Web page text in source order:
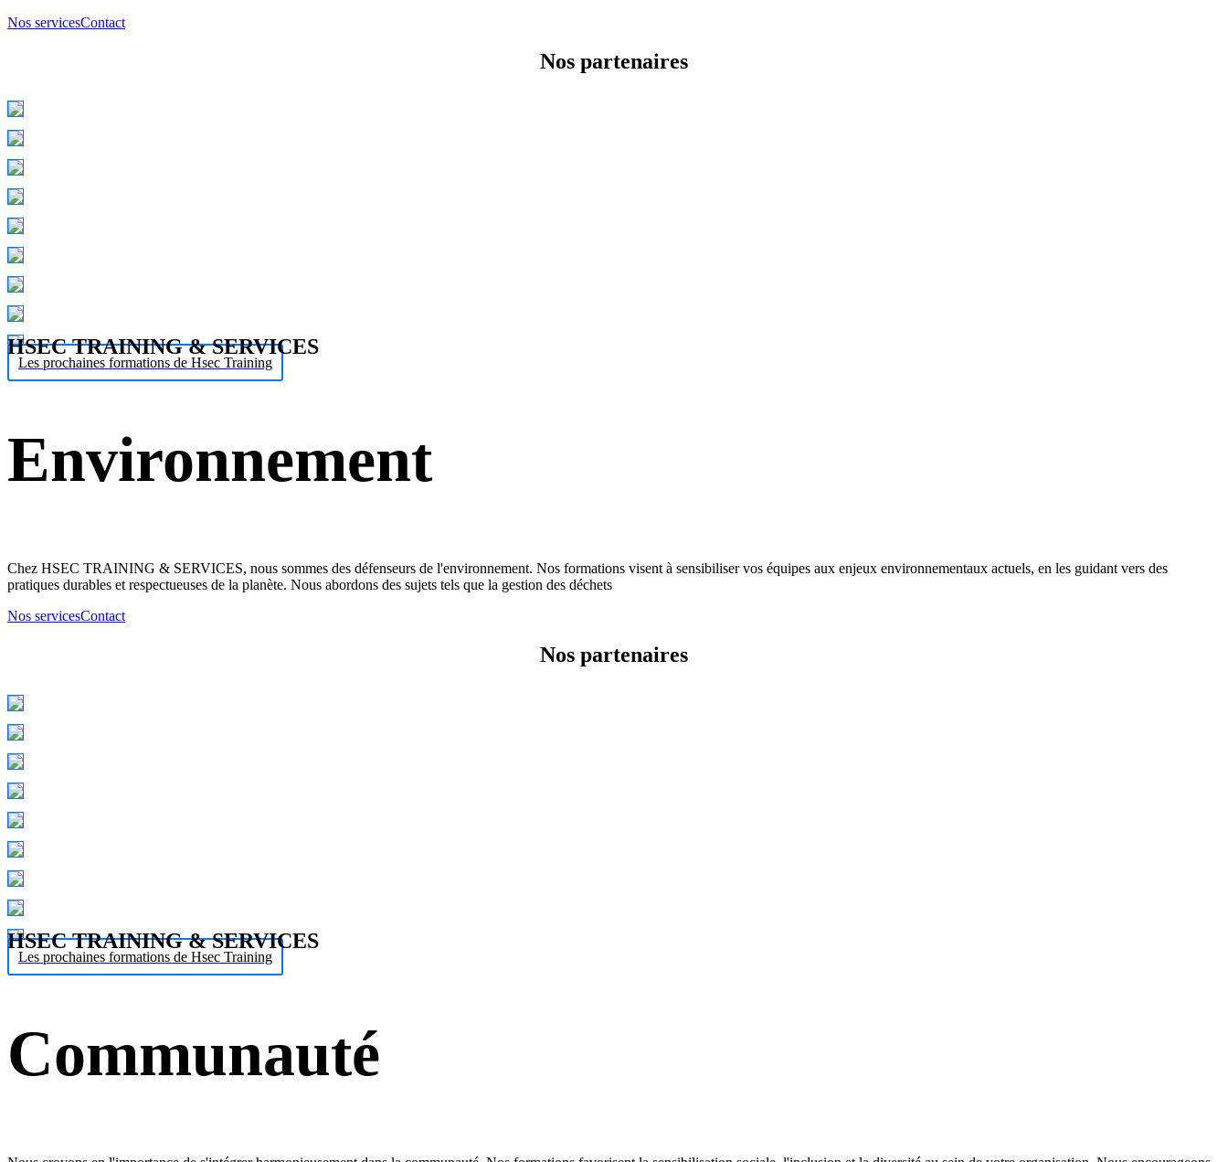
Nos servicesContact
Nos partenaires
Les prochaines formations de Hsec Training
HSEC TRAINING & SERVICES
Environnement
Chez HSEC TRAINING & SERVICES, nous sommes des défenseurs de l'environnement. Nos formations visent à sensibiliser vos équipes aux enjeux environnementaux actuels, en les guidant vers des
pratiques durables et respectueuses de la planète. Nous abordons des sujets tels que la gestion des déchets
Nos servicesContact
Nos partenaires
Les prochaines formations de Hsec Training
HSEC TRAINING & SERVICES
Communauté